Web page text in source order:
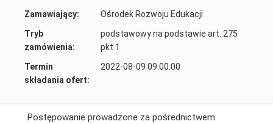
Zamawiający:
Ośrodek Rozwoju Edukacji
Tryb
zamówienia:
podstawowy na podstawie art. 275
pkt 1
Termin
składania ofert:
2022-08-09 09:00:00
Postępowanie prowadzone za pośrednictwem